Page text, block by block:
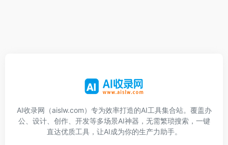
AI收录网（aislw.com）专为效率打造的AI工具集合站。覆盖办
公、设计、创作、开发等多场景AI神器，无需繁琐搜索，一键
直达优质工具，让AI成为你的生产力助手。